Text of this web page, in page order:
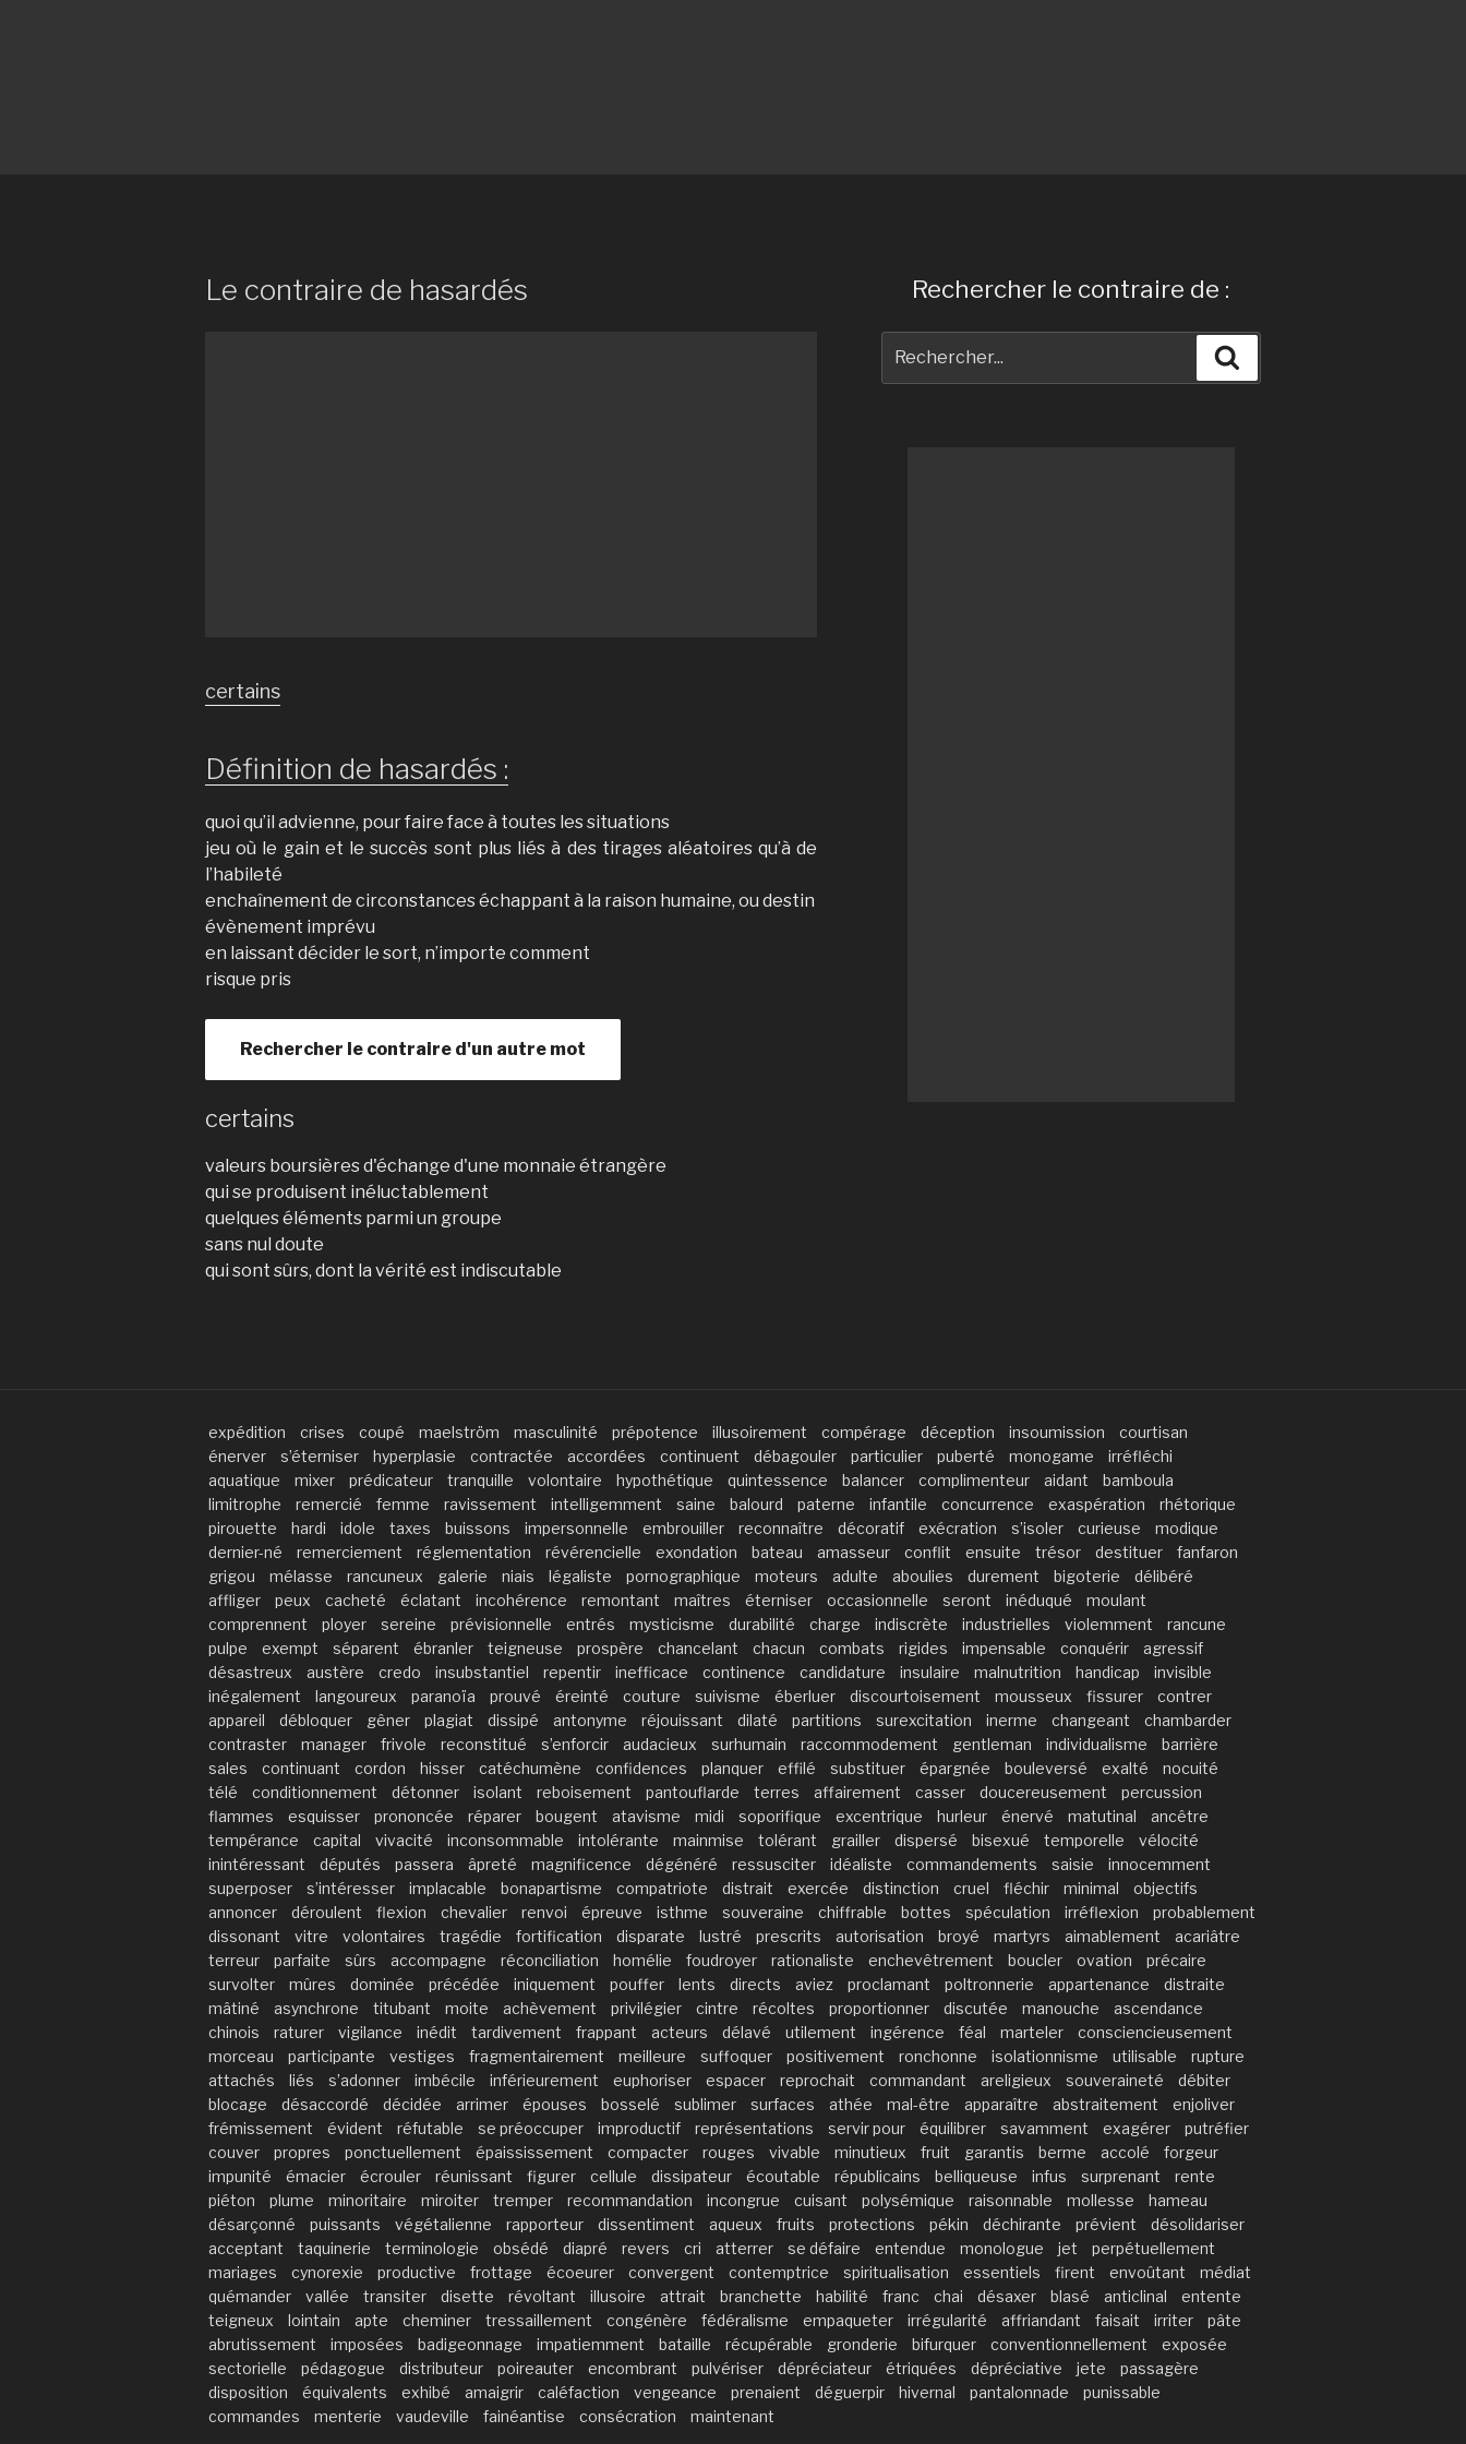
Le contraire de hasardés
certains
Définition de hasardés :
quoi qu’il advienne, pour faire face à toutes les situations
jeu où le gain et le succès sont plus liés à des tirages aléatoires qu’à de
l’habileté
enchaînement de circonstances échappant à la raison humaine, ou destin
évènement imprévu
en laissant décider le sort, n’importe comment
risque pris
Rechercher le contraire d'un autre mot
certains
valeurs boursières d'échange d'une monnaie étrangère
qui se produisent inéluctablement
quelques éléments parmi un groupe
sans nul doute
qui sont sûrs, dont la vérité est indiscutable
Rechercher le contraire de :
pour
expédition crises coupé maelström masculinité prépotence illusoirement compérage déception insoumission
courtisan
énerver
s’éterniser hyperplasie contractée accordées continuent débagouler particulier puberté monogame
irréfléchi
aquatique
mixer prédicateur tranquille volontaire hypothétique quintessence balancer complimenteur aidant
bamboula
limitrophe
remercié femme ravissement intelligemment saine balourd paterne infantile concurrence exaspération
rhétorique
pirouette
hardi idole taxes buissons impersonnelle embrouiller reconnaître décoratif exécration s’isoler curieuse
modique
dernier-né
remerciement réglementation révérencielle exondation bateau amasseur conflit ensuite trésor destituer
fanfaron
grigou
mélasse rancuneux galerie niais légaliste pornographique moteurs adulte aboulies durement bigoterie
délibéré
affliger
peux cacheté éclatant incohérence remontant maîtres éterniser occasionnelle seront inéduqué
moulant
comprennent
ployer sereine prévisionnelle entrés mysticisme durabilité charge indiscrète industrielles violemment
rancune
pulpe
exempt séparent ébranler teigneuse prospère chancelant chacun combats rigides impensable conquérir
agressif
désastreux
austère credo insubstantiel repentir inefficace continence candidature insulaire malnutrition handicap
invisible
inégalement
langoureux paranoïa prouvé éreinté couture suivisme éberluer discourtoisement mousseux fissurer
contrer
appareil
débloquer gêner plagiat dissipé antonyme réjouissant dilaté partitions surexcitation inerme changeant
chambarder
contraster
manager frivole reconstitué s’enforcir audacieux surhumain raccommodement gentleman individualisme
barrière
sales
continuant cordon hisser catéchumène confidences planquer effilé substituer épargnée bouleversé exalté
nocuité
télé
conditionnement détonner isolant reboisement pantouflarde terres affairement casser doucereusement
percussion
flammes
esquisser prononcée réparer bougent atavisme midi soporifique excentrique hurleur énervé matutinal
ancêtre
tempérance
capital vivacité inconsommable intolérante mainmise tolérant grailler dispersé bisexué temporelle
vélocité
inintéressant
députés passera âpreté magnificence dégénéré ressusciter idéaliste commandements saisie
innocemment
superposer
s’intéresser implacable bonapartisme compatriote distrait exercée distinction cruel fléchir minimal
objectifs
annoncer
déroulent flexion chevalier renvoi épreuve isthme souveraine chiffrable bottes spéculation irréflexion
probablement
dissonant
vitre volontaires tragédie fortification disparate lustré prescrits autorisation broyé martyrs aimablement
acariâtre
terreur
parfaite sûrs accompagne réconciliation homélie foudroyer rationaliste enchevêtrement boucler ovation
précaire
survolter
mûres dominée précédée iniquement pouffer lents directs aviez proclamant poltronnerie appartenance
distraite
mâtiné
asynchrone titubant moite achèvement privilégier cintre récoltes proportionner discutée manouche
ascendance
chinois
raturer vigilance inédit tardivement frappant acteurs délavé utilement ingérence féal marteler
consciencieusement
morceau
participante vestiges fragmentairement meilleure suffoquer positivement ronchonne isolationnisme utilisable
rupture
attachés
liés s’adonner imbécile inférieurement euphoriser espacer reprochait commandant areligieux souveraineté
débiter
blocage
désaccordé décidée arrimer épouses bosselé sublimer surfaces athée mal-être apparaître abstraitement
enjoliver
frémissement
évident réfutable se préoccuper improductif représentations servir pour équilibrer savamment exagérer
putréfier
couver
propres ponctuellement épaississement compacter rouges vivable minutieux fruit garantis berme accolé
forgeur
impunité
émacier écrouler réunissant figurer cellule dissipateur écoutable républicains belliqueuse infus surprenant
rente
piéton
plume minoritaire miroiter tremper recommandation incongrue cuisant polysémique raisonnable mollesse
hameau
désarçonné
puissants végétalienne rapporteur dissentiment aqueux fruits protections pékin déchirante prévient
désolidariser
acceptant
taquinerie terminologie obsédé diapré revers cri atterrer se défaire entendue monologue jet
perpétuellement
mariages
cynorexie productive frottage écoeurer convergent contemptrice spiritualisation essentiels firent envoûtant
médiat
quémander
vallée transiter disette révoltant illusoire attrait branchette habilité franc chai désaxer blasé anticlinal
entente
teigneux
lointain apte cheminer tressaillement congénère fédéralisme empaqueter irrégularité affriandant faisait irriter
pâte
abrutissement
imposées badigeonnage impatiemment bataille récupérable gronderie bifurquer conventionnellement
exposée
sectorielle
pédagogue distributeur poireauter encombrant pulvériser dépréciateur étriquées dépréciative jete
passagère
disposition
équivalents exhibé amaigrir caléfaction vengeance prenaient déguerpir hivernal pantalonnade
punissable
commandes
menterie vaudeville fainéantise consécration maintenant